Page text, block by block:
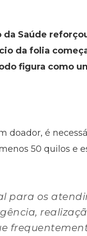
Saúde
da folia
figura como
é
50 quilos e
para os